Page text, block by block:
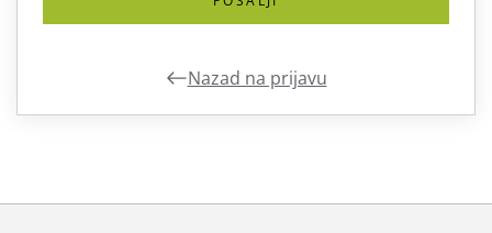
Nazad na prijavu